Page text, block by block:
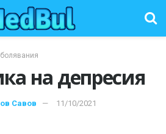
на депресия
Савов 11/10/2021